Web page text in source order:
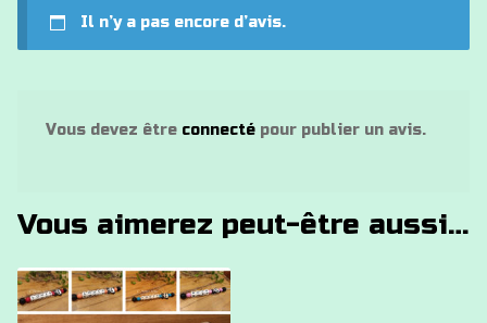
Il n’y a pas encore d’avis.
Vous devez être connectépour publier un avis.
Vous aimerez peut-être aussi…
Ce
produit